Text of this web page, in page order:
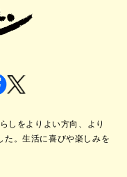
しをよりよい方向、より
た。生活に喜びや楽しみを